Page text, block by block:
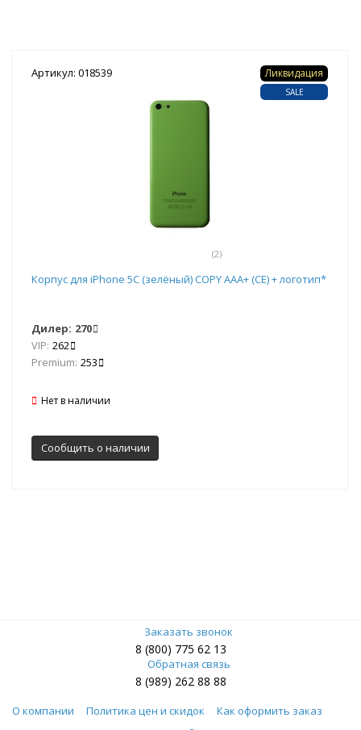
Артикул: 018539
(2)
Ликвидация
SALE
Корпус для iPhone 5C (зелёный) COPY AAA+ (CE) + логотип*
Дилер: 270
VIP: 262
Premium: 253
Нет в наличии
Сообщить о наличии
Заказать звонок
8 (800) 775 62 13
Обратная связь
8 (989) 262 88 88
О компании Политика цен и скидок
Как оформить заказ